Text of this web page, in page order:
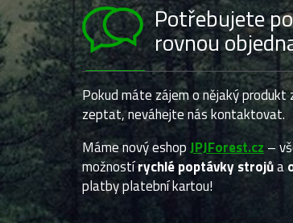
Potřebujete
rovnou
Pokud máte zájem o nějaký produkt
zeptat, neváhejte nás kontaktovat.
Máme nový eshopJPJForest.cz –
možnostírychlé poptávky strojůa
platby platební kartou!